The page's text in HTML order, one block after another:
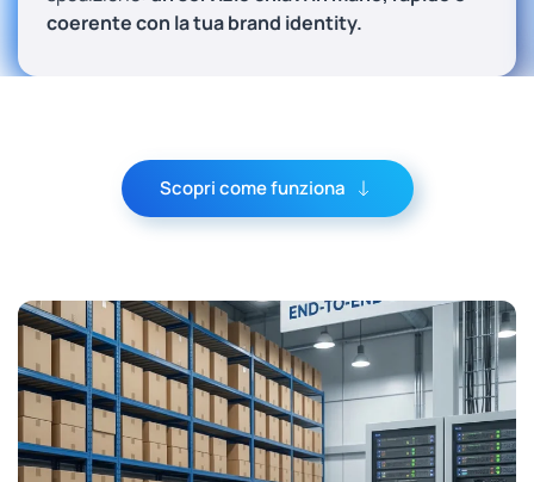
coerente con la tua brand identity.
Scopri come funziona